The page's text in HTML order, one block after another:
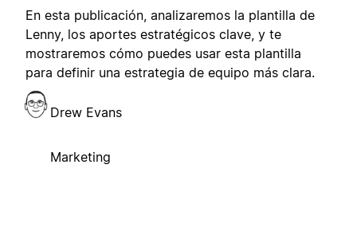
En esta publicación, analizaremos la plantilla de
Lenny, los aportes estratégicos clave, y te
mostraremos cómo puedes usar esta plantilla
para definir una estrategia de equipo más clara.
Drew Evans
Marketing